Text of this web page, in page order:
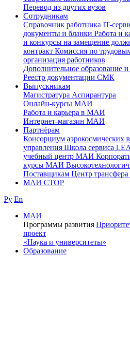
Перевод из других вузов
Сотрудникам
Cправочник работника IT-
документы и бланки Работа и
и конкурсы на замещение
контракт Комиссия по
организация работников
Дополнительное образование
Реестр документации СМК
Выпускникам
Магистратура Аспирантура
Онлайн-курсы МАИ
Работа и карьера в МАИ
Интернет-магазин МАИ
Партнёрам
Консорциум аэрокосмических
управления Школа сервиса
учебный центр МАИ
курсы МАИ
Поставщикам Центр трансфера
МАИ СТОР
Ру En
МАИ
Программы развития
проект
«Наука и университеты»
Образование